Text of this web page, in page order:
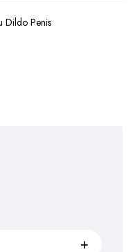
Dildo Penis